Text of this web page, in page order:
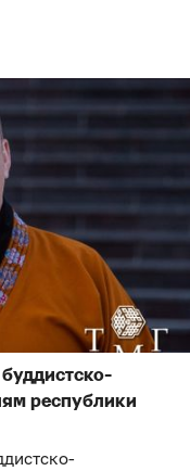
республики